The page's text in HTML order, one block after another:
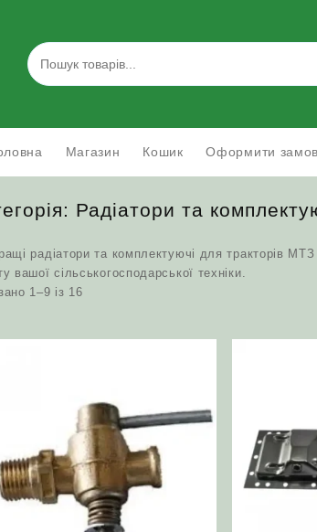
Магазин Кошик Оформити
Радіатори та
радіатори та комплектуючі для тракторів
вашої сільськогосподарської техніки.
1–9 із 16Відсортовано